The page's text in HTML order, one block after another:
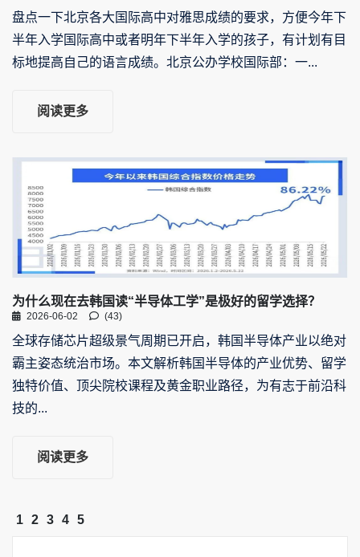
盘点一下北京各大国际高中对雅思成绩的要求，方便今年下
半年入学国际高中或者明年下半年入学的孩子，有计划有目
标地提高自己的语言成绩。北京公办学校国际部：一...
阅读更多
为什么现在去韩国读“半导体工学”是极好的留学选择？
2026-06-02 (43)
全球存储芯片超级景气周期已开启，韩国半导体产业以绝对
霸主姿态统治市场。本文解析韩国半导体的产业优势、留学
独特价值、顶尖院校课程及黄金职业路径，为有志于前沿科
技的...
阅读更多
1 2 3 4 5